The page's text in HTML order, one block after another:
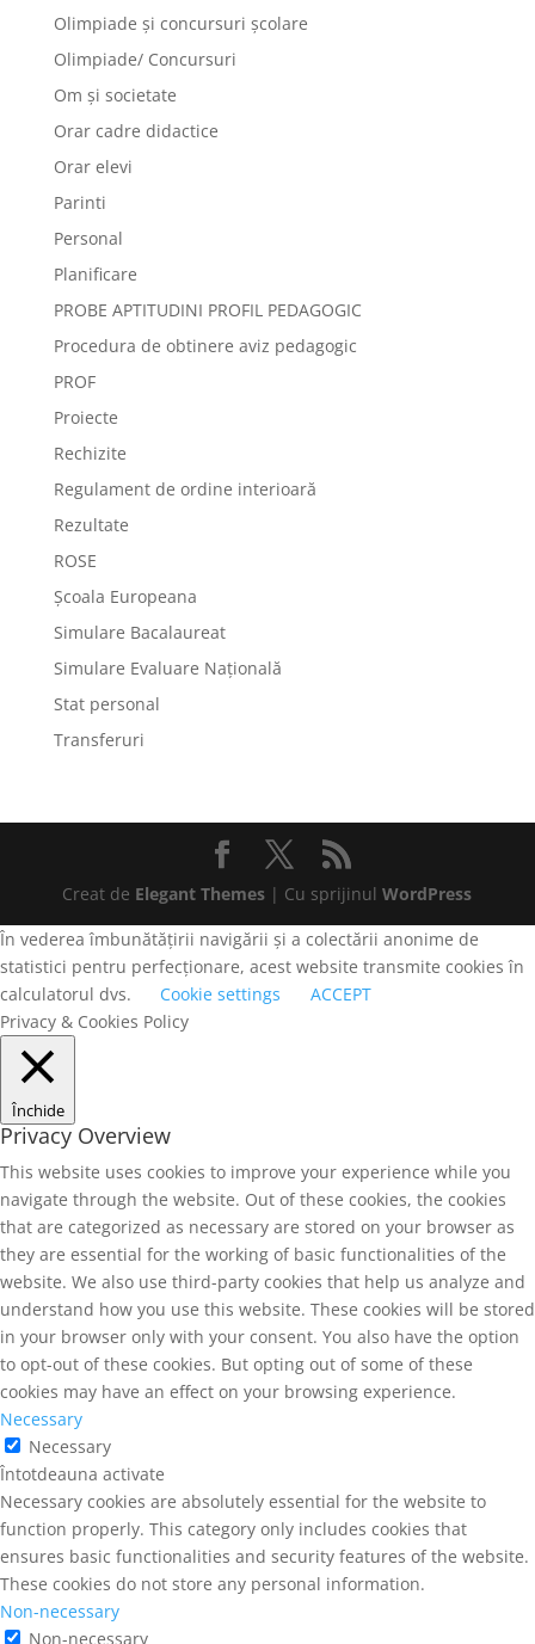
Olimpiade şi concursuri şcolare
Olimpiade/ Concursuri
Om și societate
Orar cadre didactice
Orar elevi
Parinti
Personal
Planificare
PROBE APTITUDINI PROFIL PEDAGOGIC
Procedura de obtinere aviz pedagogic
PROF
Proiecte
Rechizite
Regulament de ordine interioară
Rezultate
ROSE
Școala Europeana
Simulare Bacalaureat
Simulare Evaluare Națională
Stat personal
Transferuri
Creat de Elegant Themes | Cu sprijinulWordPress
În vederea îmbunătățirii navigării și a colectării anonime de
statistici pentru perfecționare, acest website transmite cookies în
calculatorul dvs.
Cookie settings
ACCEPT
Privacy & Cookies Policy
Închide
Privacy Overview
This website uses cookies to improve your experience while you
navigate through the website. Out of these cookies, the cookies
that are categorized as necessary are stored on your browser as
they are essential for the working of basic functionalities of the
website. We also use third-party cookies that help us analyze and
understand how you use this website. These cookies will be stored
in your browser only with your consent. You also have the option
to opt-out of these cookies. But opting out of some of these
cookies may have an effect on your browsing experience.
Necessary
Necessary
Întotdeauna activate
Necessary cookies are absolutely essential for the website to
function properly. This category only includes cookies that
ensures basic functionalities and security features of the website.
These cookies do not store any personal information.
Non-necessary
Non-necessary